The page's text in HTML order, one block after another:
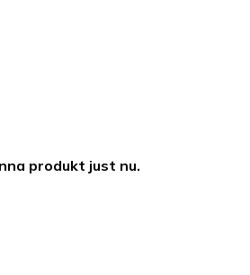
produkt just nu.